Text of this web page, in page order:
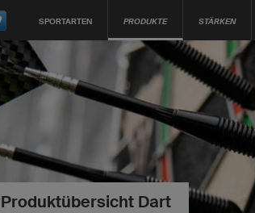
SPORTARTEN PRODUKTE STÄRKEN
Produktübersicht Dart